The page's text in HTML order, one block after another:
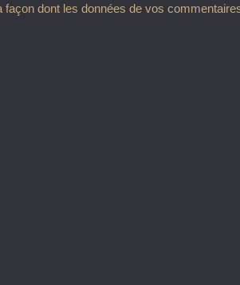
façon dont les données de vos